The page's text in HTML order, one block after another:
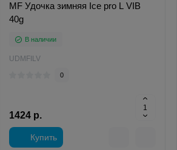
MF Удочка зимняя Ice pro L VIB
40g
В наличии
UDMFILV
0
1424 р.
Купить